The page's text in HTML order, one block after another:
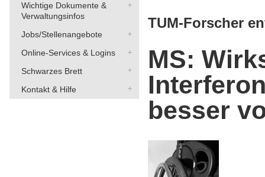
Wichtige Dokumente &
Verwaltungsinfos
Jobs/Stellenangebote
Online-Services & Logins
Schwarzes Brett
Kontakt & Hilfe
TUM-Forscher
MS:
besser